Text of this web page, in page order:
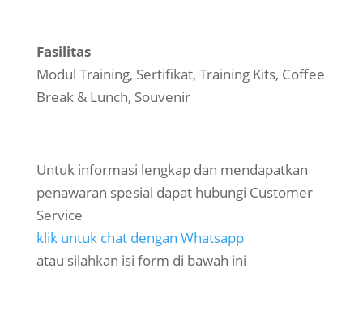
Fasilitas
Modul Training, Sertifikat, Training Kits, Coffee
Break & Lunch, Souvenir
Untuk informasi lengkap dan mendapatkan
penawaran spesial dapat hubungi Customer
Service
klik untuk chat dengan Whatsapp
atau silahkan isi form di bawah ini